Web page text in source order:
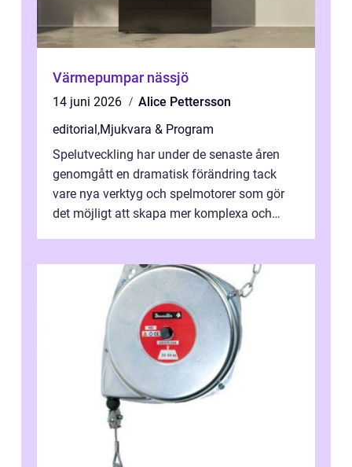
Värmepumpar nässjö
14 juni 2026
Alice Pettersson
editorial,Mjukvara & Program
Spelutveckling har under de senaste åren
genomgått en dramatisk förändring tack
vare nya verktyg och spelmotorer som gör
det möjligt att skapa mer komplexa och